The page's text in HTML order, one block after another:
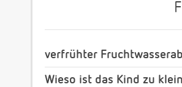
verfrühter
Wieso ist das Kind zu